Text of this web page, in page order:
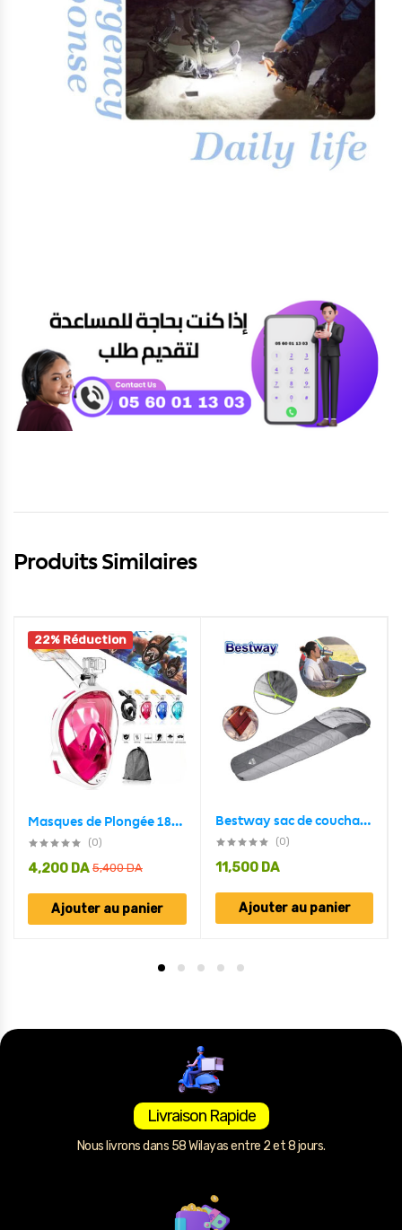
Produits Similaires
22% Réduction
Masques de Plongée 180° Plein Visage Anti-Buée et Antifuite
(0)
5,400DA
4,200 DA
Ajouter au panier
Bestway sac de couchage pavillo hiberhide 0 moin ( 17-4C ) 230x91cm 68104
(0)
11,500 DA
Ajouter au panier
Livraison Rapide
Nous livrons dans 58 Wilayas entre 2 et 8 jours.